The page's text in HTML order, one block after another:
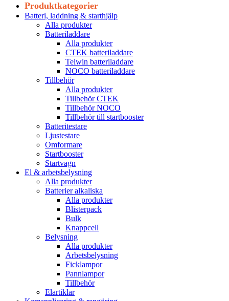
Produktkategorier
Batteri, laddning & starthjälp
Alla produkter
Batteriladdare
Alla produkter
CTEK batteriladdare
Telwin batteriladdare
NOCO batteriladdare
Tillbehör
Alla produkter
Tillbehör CTEK
Tillbehör NOCO
Tillbehör till startbooster
Batteritestare
Ljustestare
Omformare
Startbooster
Startvagn
El & arbetsbelysning
Alla produkter
Batterier alkaliska
Alla produkter
Blisterpack
Bulk
Knappcell
Belysning
Alla produkter
Arbetsbelysning
Ficklampor
Pannlampor
Tillbehör
Elartiklar